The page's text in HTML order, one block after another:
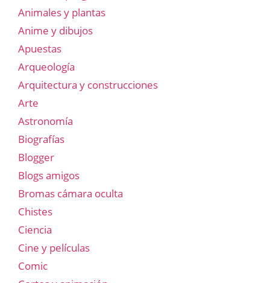
Animales y plantas
Anime y dibujos
Apuestas
Arqueología
Arquitectura y construcciones
Arte
Astronomía
Biografías
Blogger
Blogs amigos
Bromas cámara oculta
Chistes
Ciencia
Cine y películas
Comic